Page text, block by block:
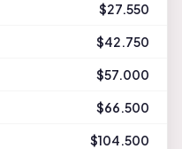
$27.550
$42.750
$57.000
$66.500
$104.500